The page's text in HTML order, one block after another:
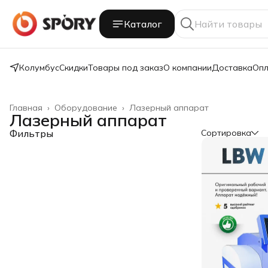
Каталог
КолумбусСкидкиТовары под заказО компанииДоставка
Лазерный аппарат
Оборудование ›
Главная ›
Лазерный аппарат
Фильтры Сортировка